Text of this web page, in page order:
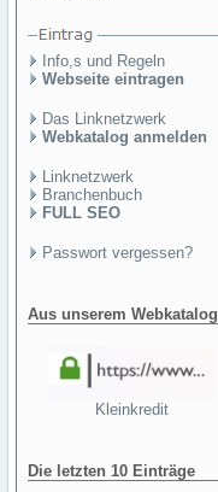
Info,s und Regeln
Webseite eintragen
Das Linknetzwerk
Webkatalog anmelden
Linknetzwerk
Branchenbuch
FULL SEO
Passwort vergessen?
Aus unserem Webkatalog
Kleinkredit
Die letzten 10 Einträge